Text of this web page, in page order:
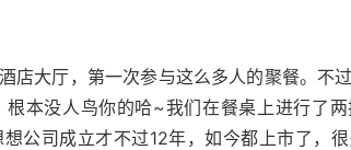
店大厅，第一次参与这么多人的聚餐。不
本没人鸟你的哈~我们在餐桌上进行了
公司成立才不过12年，如今都上市了，